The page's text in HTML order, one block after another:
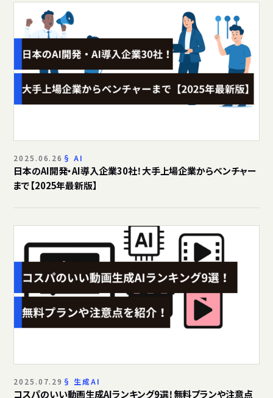
2025.06.26 AI
日本のAI開発・AI導入企業30社！大手上場企業からベンチャー
まで【2025年最新版】
2025.07.29 生成AI
コスパのいい動画生成AIランキング9選！無料プランや注意点